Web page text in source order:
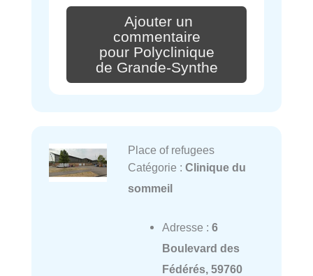
Ajouter un
commentaire
pour Polyclinique
de Grande-Synthe
Place of refugees
Catégorie : Clinique du
sommeil
Adresse : 6
Boulevard des
Fédérés, 59760